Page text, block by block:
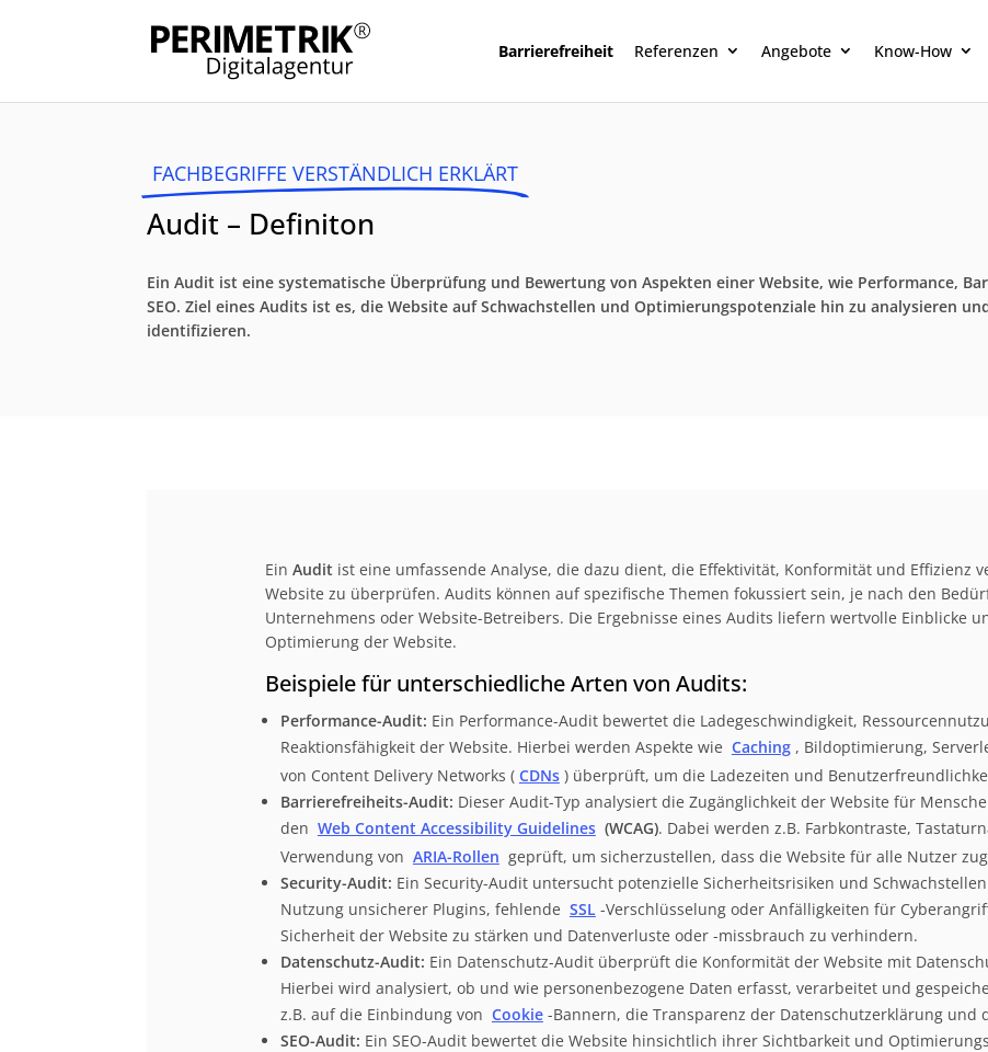
Barrierefreiheit Referenzen Angebote Know-How
FACHBEGRIFFE VERSTÄNDLICH ERKLÄRT
Audit – Definiton
Ein Audit ist eine systematische Überprüfung und Bewertung von Aspekten einer Website, wie Performance,
SEO. Ziel eines Audits ist es, die Website auf Schwachstellen und Optimierungspotenziale hin zu analysieren
identifizieren.
Ein Audit ist eine umfassende Analyse, die dazu dient, die Effektivität, Konformität und Effizienz
Website zu überprüfen. Audits können auf spezifische Themen fokussiert sein, je nach den
Unternehmens oder Website-Betreibers. Die Ergebnisse eines Audits liefern wertvolle Einblicke
Optimierung der Website.
Beispiele für unterschiedliche Arten von Audits:
Performance-Audit: Ein Performance-Audit bewertet die Ladegeschwindigkeit,
Reaktionsfähigkeit der Website. Hierbei werden Aspekte wie Caching , Bildoptimierung,
von Content Delivery Networks ( CDNs ) überprüft, um die Ladezeiten und
Barrierefreiheits-Audit: Dieser Audit-Typ analysiert die Zugänglichkeit der Website für
den Web Content Accessibility Guidelines (WCAG). Dabei werden z.B. Farbkontraste,
Verwendung von ARIA-Rollen geprüft, um sicherzustellen, dass die Website für alle Nutzer
Security-Audit: Ein Security-Audit untersucht potenzielle Sicherheitsrisiken und
Nutzung unsicherer Plugins, fehlende SSL -Verschlüsselung oder Anfälligkeiten für
Sicherheit der Website zu stärken und Datenverluste oder -missbrauch zu verhindern.
Datenschutz-Audit: Ein Datenschutz-Audit überprüft die Konformität der Website mit
Hierbei wird analysiert, ob und wie personenbezogene Daten erfasst, verarbeitet und
z.B. auf die Einbindung von Cookie -Bannern, die Transparenz der Datenschutzerklärung und
SEO-Audit: Ein SEO-Audit bewertet die Website hinsichtlich ihrer Sichtbarkeit und